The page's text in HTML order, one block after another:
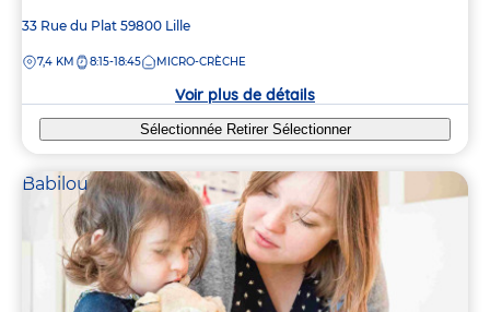
Adresse
la
33 Rue du Plat 59800 Lille
DISTANCE
7,4 KM 8:15-18:45 MICRO-CRÈCHE
Voir plus de détails
Sélectionnée Retirer Sélectionner
Babilou